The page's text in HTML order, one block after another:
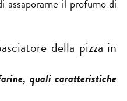
assaporarne il profumo di
della pizza in
quali caratteristiche